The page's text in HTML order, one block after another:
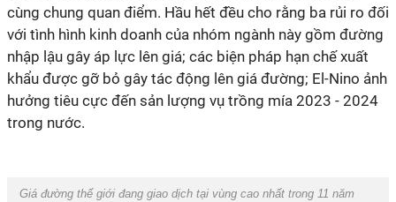
cùng chung quan điểm. Hầu hết đều cho rằng ba rủi ro đối
với tình hình kinh doanh của nhóm ngành này gồm đường
nhập lậu gây áp lực lên giá; các biện pháp hạn chế xuất
khẩu được gỡ bỏ gây tác động lên giá đường; El-Nino ảnh
hưởng tiêu cực đến sản lượng vụ trồng mía 2023 - 2024
trong nước.
Giá đường thế giới đang giao dịch tại vùng cao nhất trong 11 năm